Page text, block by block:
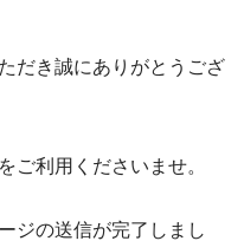
だき誠にありがとうござ
ご利用くださいませ。
ジの送信が完了しまし